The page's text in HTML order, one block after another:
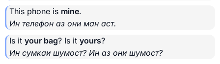
This phone is mine.
Ин телефон аз они ман аст.
Is it your bag? Is it yours?
Ин сумкаи шумост? Ин аз они шумост?